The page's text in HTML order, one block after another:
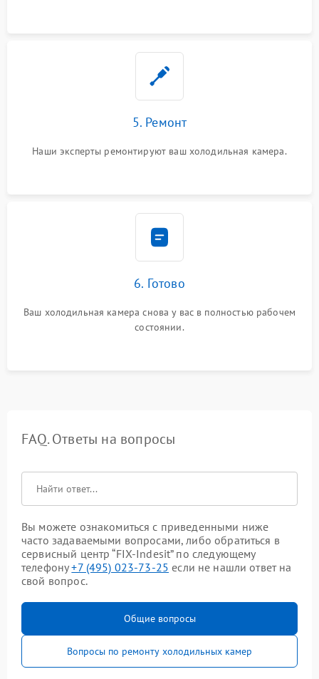
5. Ремонт
Наши эксперты ремонтируют ваш холодильная камера.
6. Готово
Ваш холодильная камера снова у вас в полностью рабочем
состоянии.
FAQ. Ответы на вопросы
Вы можете ознакомиться с приведенными ниже
часто задаваемыми вопросами, либо обратиться в
сервисный центр “FIX-Indesit” по следующему
телефону+7 (495) 023-73-25 если не нашли ответ на
свой вопрос.
Общие вопросы
Вопросы по ремонту холодильных камер